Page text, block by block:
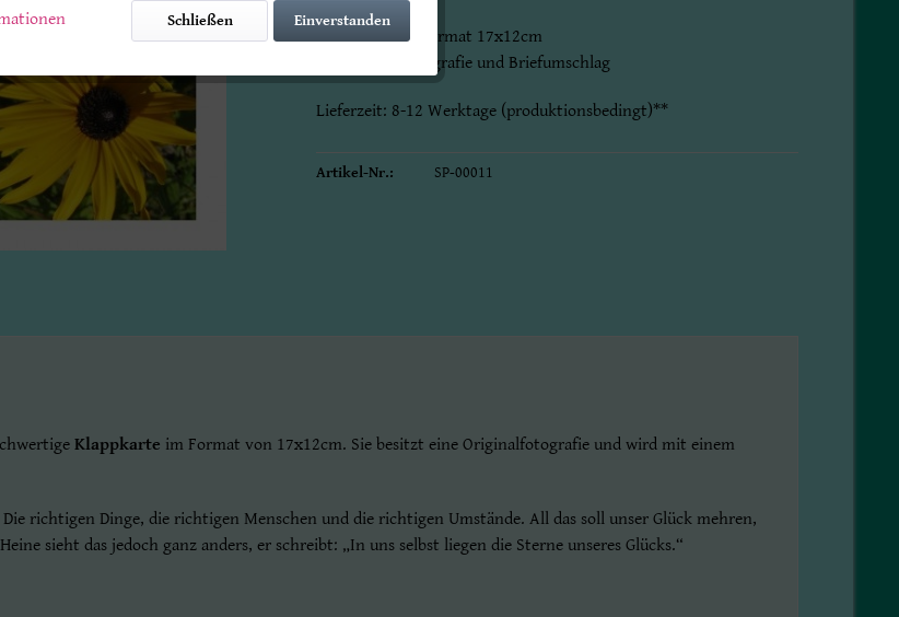
Klappkarte im Format 17x12cm
mit Originalfotografie und Briefumschlag
Lieferzeit: 8-12 Werktage (produktionsbedingt)**
Artikel-Nr.: SP-00011
Klappkarte im Format von 17x12cm. Sie besitzt eine Originalfotografie und wird mit einem
richtigen Dinge, die richtigen Menschen und die richtigen Umstände. All das soll unser Glück mehren,
sieht das jedoch ganz anders, er schreibt: „In uns selbst liegen die Sterne unseres Glücks.“
Einverstanden
Schließen